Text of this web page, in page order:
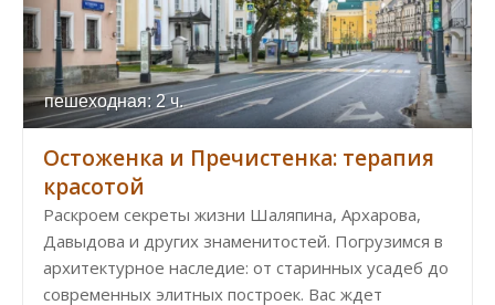
пешеходная: 2 ч.
Остоженка и Пречистенка: терапия
красотой
Раскроем секреты жизни Шаляпина, Архарова,
Давыдова и других знаменитостей. Погрузимся в
архитектурное наследие: от старинных усадеб до
современных элитных построек. Вас ждет